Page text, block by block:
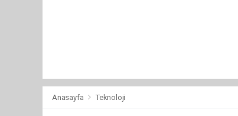
Anasayfa Teknoloji